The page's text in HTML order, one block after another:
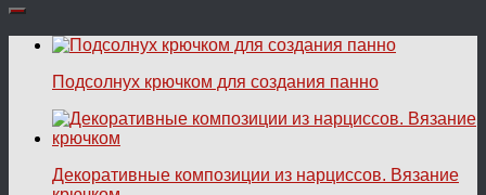
Подсолнух крючком для создания панно
Декоративные композиции из нарциссов. Вязание